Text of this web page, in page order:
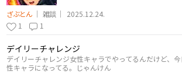
ざぶとん
雑談
2025.12.24.
1
1
デイリーチャレンジ
デイリーチャレンジ女性キャラでやってるんだけど、
性キャラになってる。じゃんけん